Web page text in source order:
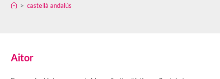
> castellà andalús
Aitor